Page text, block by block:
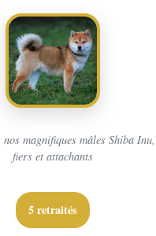
nos magnifiques mâles Shiba Inu,
fiers et attachants
5 retraités